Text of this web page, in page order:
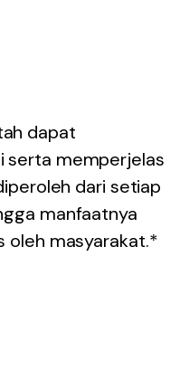
dapat
serta memperjelas
dari setiap
manfaatnya
oleh masyarakat.*